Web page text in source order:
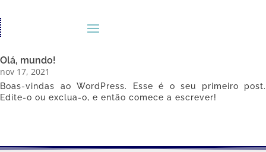
Olá, mundo!
nov 17, 2021
Boas-vindas ao WordPress. Esse é o seu primeiro post.
Edite-o ou exclua-o, e então comece a escrever!